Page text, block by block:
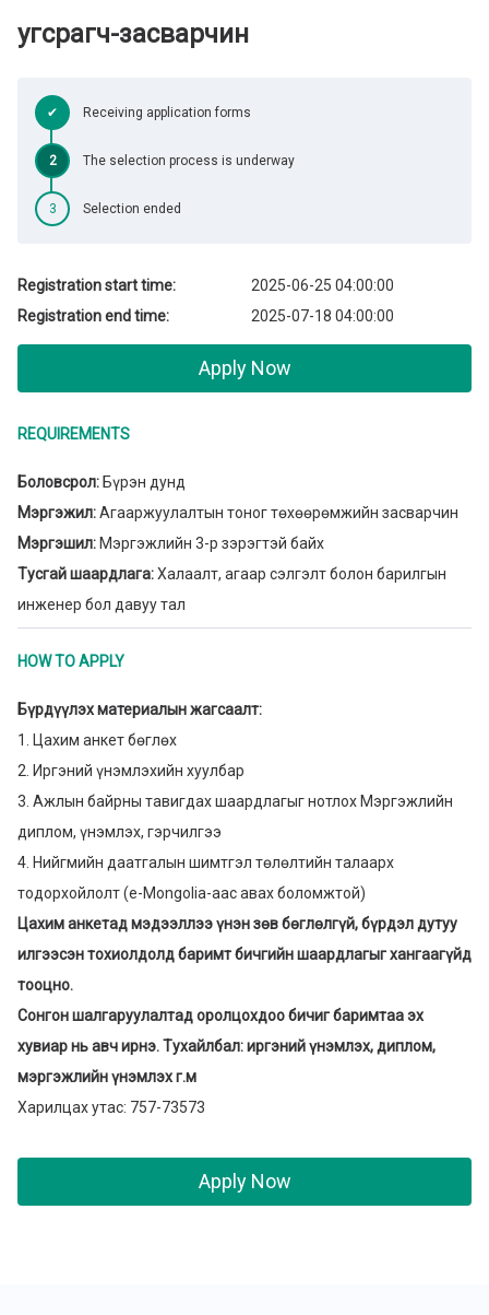
угсрагч-засварчин
✔ Receiving application forms
2 The selection process is underway
3 Selection ended
Registration start time:
2025-06-25 04:00:00
Registration end time:
2025-07-18 04:00:00
Apply Now
REQUIREMENTS
Боловсрол: Бүрэн дунд
Мэргэжил:Агааржуулалтын тоног төхөөрөмжийн засварчин
Мэргэшил: Мэргэжлийн 3-р зэрэгтэй байх
Тусгай шаардлага:Халаалт, агаар сэлгэлт болон барилгын
инженер бол давуу тал
HOW TO APPLY
Бүрдүүлэх материалын жагсаалт:
1. Цахим анкет бөглөх
2. Иргэний үнэмлэхийн хуулбар
3. Ажлын байрны тавигдах шаардлагыг нотлох Мэргэжлийн
диплом, үнэмлэх, гэрчилгээ
4. Нийгмийн даатгалын шимтгэл төлөлтийн талаарх
тодорхойлолт (e-Mongolia-аас авах боломжтой)
Цахим анкетад мэдээллээ үнэн зөв бөглөлгүй, бүрдэл дутуу
илгээсэн тохиолдолд баримт бичгийн шаардлагыг хангаагүйд
тооцно.
Сонгон шалгаруулалтад оролцохдоо бичиг баримтаа эх
хувиар нь авч ирнэ. Тухайлбал: иргэний үнэмлэх, диплом,
мэргэжлийн үнэмлэх г.м
Харилцах утас: 757-73573
Apply Now